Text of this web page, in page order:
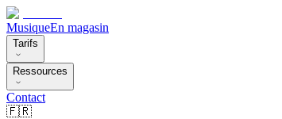
MusiqueEn magasin
Tarifs
Ressources
Contact
🇫🇷